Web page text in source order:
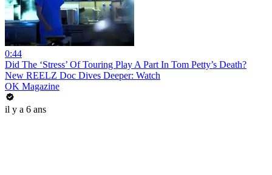
0:44
Did The ‘Stress’ Of Touring Play A Part In Tom Petty’s Death?
New REELZ Doc Dives Deeper: Watch
OK Magazine
il y a 6 ans